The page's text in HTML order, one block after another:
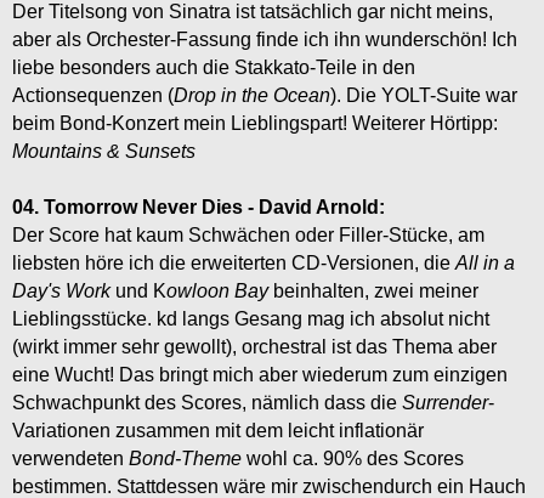
Der Titelsong von Sinatra ist tatsächlich gar nicht meins,
aber als Orchester-Fassung finde ich ihn wunderschön! Ich
liebe besonders auch die Stakkato-Teile in den
Actionsequenzen (Drop in the Ocean). Die YOLT-Suite war
beim Bond-Konzert mein Lieblingspart! Weiterer Hörtipp:
Mountains & Sunsets
04. Tomorrow Never Dies - David Arnold:
Der Score hat kaum Schwächen oder Filler-Stücke, am
liebsten höre ich die erweiterten CD-Versionen, die All in a
Day's Workund Kowloon Baybeinhalten, zwei meiner
Lieblingsstücke. kd langs Gesang mag ich absolut nicht
(wirkt immer sehr gewollt), orchestral ist das Thema aber
eine Wucht! Das bringt mich aber wiederum zum einzigen
Schwachpunkt des Scores, nämlich dass die Surrender-
Variationen zusammen mit dem leicht inflationär
verwendeten Bond-Theme wohl ca. 90% des Scores
bestimmen. Stattdessen wäre mir zwischendurch ein Hauch